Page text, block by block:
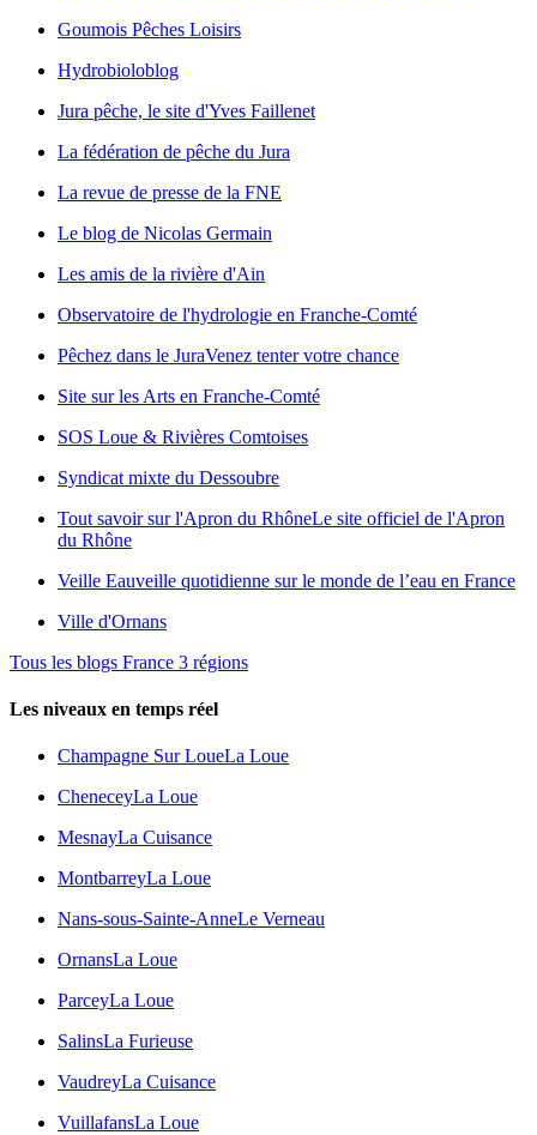
Goumois Pêches Loisirs
Hydrobioloblog
Jura pêche, le site d'Yves Faillenet
La fédération de pêche du Jura
La revue de presse de la FNE
Le blog de Nicolas Germain
Les amis de la rivière d'Ain
Observatoire de l'hydrologie en Franche-Comté
Pêchez dans le JuraVenez tenter votre chance
Site sur les Arts en Franche-Comté
SOS Loue & Rivières Comtoises
Syndicat mixte du Dessoubre
Tout savoir sur l'Apron du RhôneLe site officiel de l'Apron
du Rhône
Veille Eauveille quotidienne sur le monde de l’eau en France
Ville d'Ornans
Tous les blogs France 3 régions
Les niveaux en temps réel
Champagne Sur LoueLa Loue
CheneceyLa Loue
MesnayLa Cuisance
MontbarreyLa Loue
Nans-sous-Sainte-AnneLe Verneau
OrnansLa Loue
ParceyLa Loue
SalinsLa Furieuse
VaudreyLa Cuisance
VuillafansLa Loue